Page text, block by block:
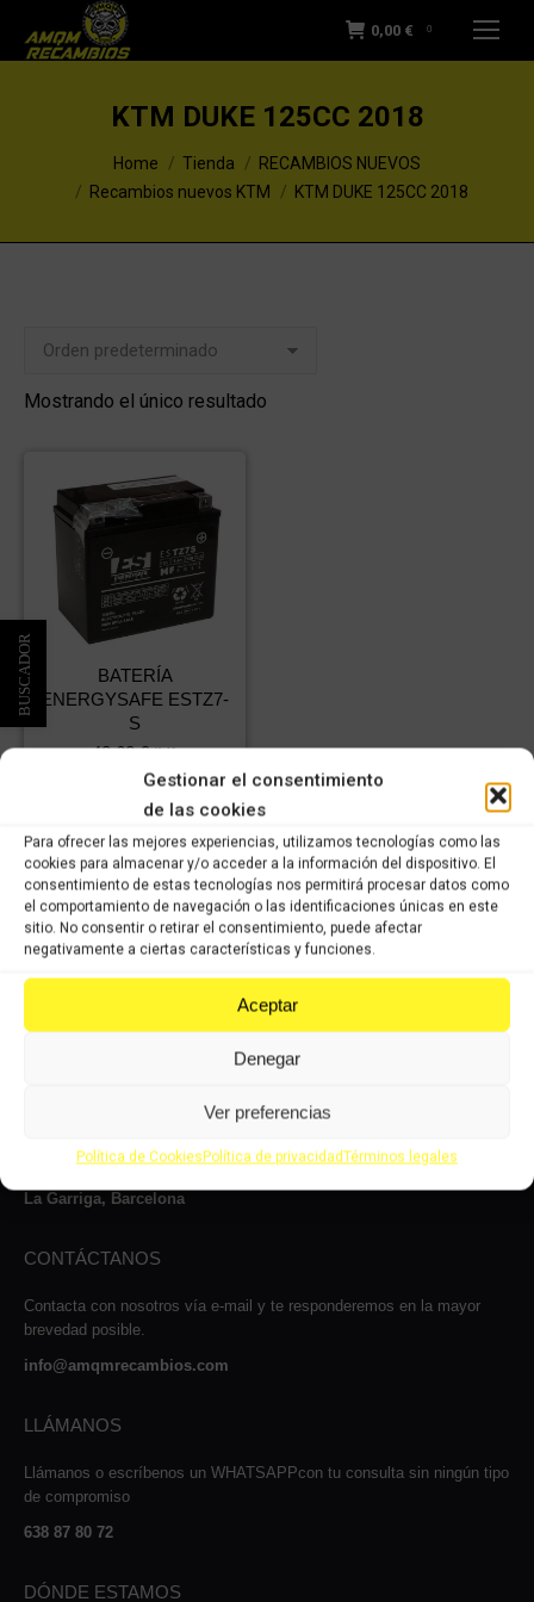
Gestionar el consentimiento
de las cookies
Para ofrecer las mejores experiencias, utilizamos tecnologías como las
cookies para almacenar y/o acceder a la información del dispositivo. El
consentimiento de estas tecnologías nos permitirá procesar datos como
el comportamiento de navegación o las identificaciones únicas en este
sitio. No consentir o retirar el consentimiento, puede afectar
negativamente a ciertas características y funciones.
Aceptar
Denegar
Ver preferencias
Política de CookiesPolítica de privacidadTérminos legales
0,00 € 0
KTM DUKE 125CC 2018
You are here:Home Tienda
RECAMBIOS NUEVOS
Recambios nuevos KTM
KTM DUKE 125CC 2018
Mostrando el único resultado
BATERÍA
ENERGYSAFE ESTZ7-
S
48,62€ IVA
34,04€ IVA
incluido
Comprar
a jueves, de 8 a 14:00h y de 15 a 17:00h, viernes de 8:00 a 14:00 y
La Garriga, Barcelona
CONTÁCTANOS
Contacta con nosotros vía e-mail y te responderemos en la mayor
brevedad posible.
info@amqmrecambios.com
LLÁMANOS
Llámanos o escríbenos un WHATSAPPcon tu consulta sin ningún tipo
de compromiso
638 87 80 72
DÓNDE ESTAMOS